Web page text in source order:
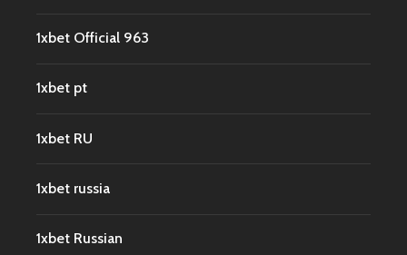
1xbet Official 963
1xbet pt
1xbet RU
1xbet russia
1xbet Russian